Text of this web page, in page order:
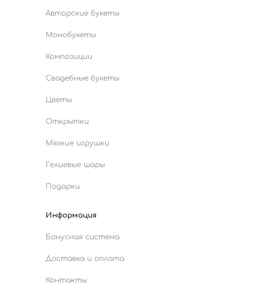
Авторские букеты
Монобукеты
Композиции
Свадебные букеты
Цветы
Открытки
Мягкие игрушки
Гелиевые шары
Подарки
Информация
Бонусная система
Доставка и оплата
Контакты